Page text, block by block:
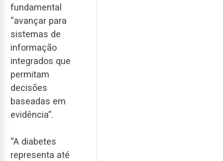
fundamental
“avançar para
sistemas de
informação
integrados que
permitam
decisões
baseadas em
evidência”.
“A diabetes
representa até